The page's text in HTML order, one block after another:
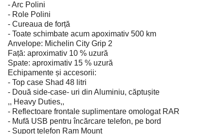
- Arc Polini
- Role Polini
- Cureaua de forță
- Toate schimbate acum apoximativ 500 km
Anvelope: Michelin City Grip 2
Față: aproximativ 10 % uzură
Spate: aproximativ 15 % uzură
Echipamente și accesorii:
- Top case Shad 48 litri
- Două side-case- uri din Aluminiu, căptușite
,, Heavy Duties,,
- Reflectoare frontale suplimentare omologat RAR
- Mufă USB pentru încărcare telefon, pe bord
- Suport telefon Ram Mount